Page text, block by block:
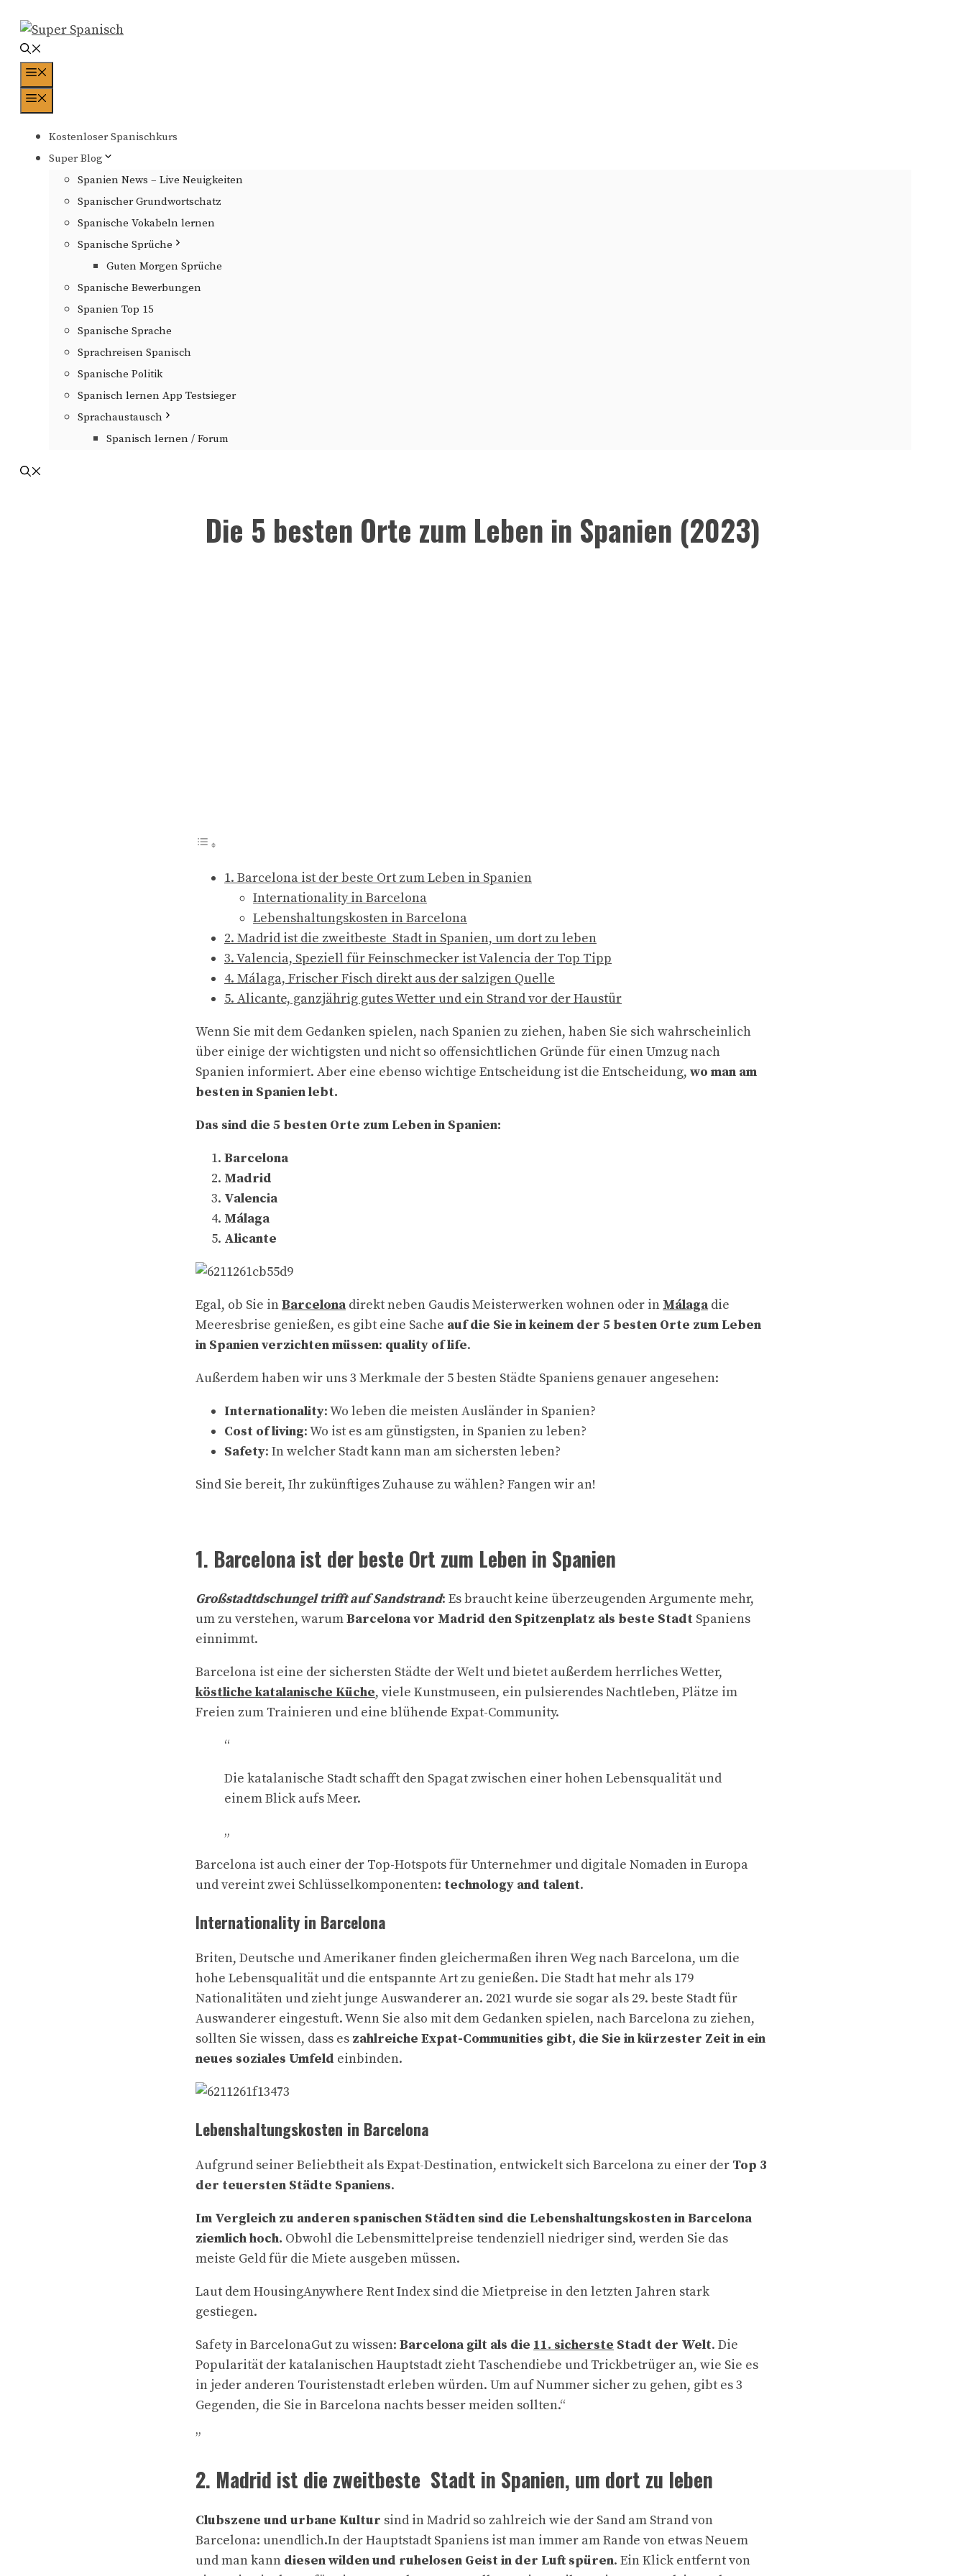
Inhalt
springen
Kostenloser Spanischkurs
Super Blog
Spanien News – Live Neuigkeiten
Spanischer Grundwortschatz
Spanische Vokabeln lernen
Spanische Sprüche
Guten Morgen Sprüche
Spanische Bewerbungen
Spanien Top 15
Spanische Sprache
Sprachreisen Spanisch
Spanische Politik
Spanisch lernen App Testsieger
Sprachaustausch
Spanisch lernen / Forum
Die 5 besten Orte zum Leben in Spanien (2023)
1. Barcelona ist der beste Ort zum Leben in Spanien
Internationality in Barcelona
Lebenshaltungskosten in Barcelona
2. Madrid ist die zweitbeste Stadt in Spanien, um dort zu leben
3. Valencia, Speziell für Feinschmecker ist Valencia der Top Tipp
4. Málaga, Frischer Fisch direkt aus der salzigen Quelle
5. Alicante, ganzjährig gutes Wetter und ein Strand vor der Haustür
Wenn Sie mit dem Gedanken spielen, nach Spanien zu ziehen, haben Sie sich wahrscheinlich
über einige der wichtigsten und nicht so offensichtlichen Gründe für einen Umzug nach
Spanien informiert. Aber eine ebenso wichtige Entscheidung ist die Entscheidung, wo man am
besten in Spanien lebt.
Das sind die 5 besten Orte zum Leben in Spanien:
Barcelona
Madrid
Valencia
Málaga
Alicante
Egal, ob Sie inBarcelona direkt neben Gaudis Meisterwerken wohnen oder in Málaga die
Meeresbrise genießen, es gibt eine Sache auf die Sie in keinem der 5 besten Orte zum Leben
in Spanien verzichten müssen: quality of life.
Außerdem haben wir uns 3 Merkmale der 5 besten Städte Spaniens genauer angesehen:
Internationality: Wo leben die meisten Ausländer in Spanien?
Cost of living: Wo ist es am günstigsten, in Spanien zu leben?
Safety: In welcher Stadt kann man am sichersten leben?
Sind Sie bereit, Ihr zukünftiges Zuhause zu wählen? Fangen wir an!
1. Barcelona ist der beste Ort zum Leben in Spanien
Großstadtdschungel trifft auf Sandstrand: Es braucht keine überzeugenden Argumente mehr,
um zu verstehen, warumBarcelona vor Madrid den Spitzenplatz als beste Stadt Spaniens
einnimmt.
Barcelona ist eine der sichersten Städte der Welt und bietet außerdem herrliches Wetter,
köstliche katalanische Küche, viele Kunstmuseen, ein pulsierendes Nachtleben, Plätze im
Freien zum Trainieren und eine blühende Expat-Community.
“
Die katalanische Stadt schafft den Spagat zwischen einer hohen Lebensqualität und
einem Blick aufs Meer.
„
Barcelona ist auch einer der Top-Hotspots für Unternehmer und digitale Nomaden in Europa
und vereint zwei Schlüsselkomponenten: technology and talent.
Internationality in Barcelona
Briten, Deutsche und Amerikaner finden gleichermaßen ihren Weg nach Barcelona, um die
hohe Lebensqualität und die entspannte Art zu genießen. Die Stadt hat mehr als 179
Nationalitäten und zieht junge Auswanderer an. 2021 wurde sie sogar als 29. beste Stadt für
Auswanderer eingestuft. Wenn Sie also mit dem Gedanken spielen, nach Barcelona zu ziehen,
sollten Sie wissen, dass es zahlreiche Expat-Communities gibt, die Sie in kürzester Zeit in ein
neues soziales Umfeld einbinden.
Lebenshaltungskosten in Barcelona
Aufgrund seiner Beliebtheit als Expat-Destination, entwickelt sich Barcelona zu einer der Top 3
der teuersten Städte Spaniens.
Im Vergleich zu anderen spanischen Städten sind die Lebenshaltungskosten in Barcelona
ziemlich hoch. Obwohl die Lebensmittelpreise tendenziell niedriger sind, werden Sie das
meiste Geld für die Miete ausgeben müssen.
Laut dem HousingAnywhere Rent Index sind die Mietpreise in den letzten Jahren stark
gestiegen.
Safety in BarcelonaGut zu wissen: Barcelona gilt als die 11. sicherste Stadt der Welt. Die
Popularität der katalanischen Hauptstadt zieht Taschendiebe und Trickbetrüger an, wie Sie es
in jeder anderen Touristenstadt erleben würden. Um auf Nummer sicher zu gehen, gibt es 3
Gegenden, die Sie in Barcelona nachts besser meiden sollten.“
”
2. Madrid ist die zweitbeste Stadt in Spanien, um dort zu leben
Clubszene und urbane Kultur sind in Madrid so zahlreich wie der Sand am Strand von
Barcelona: unendlich.In der Hauptstadt Spaniens ist man immer am Rande von etwas Neuem
und man kann diesen wilden und ruhelosen Geist in der Luft spüren. Ein Klick entfernt von